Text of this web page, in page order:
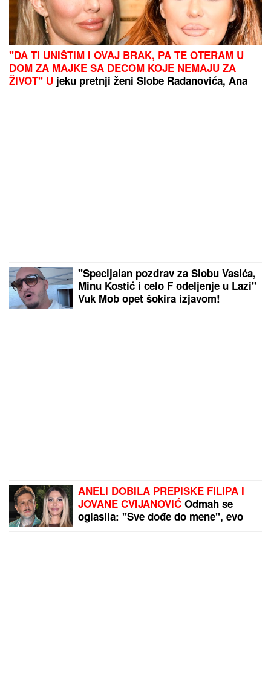
"DA TI UNIŠTIM I OVAJ BRAK, PA TE OTERAM U
DOM ZA MAJKE SA DECOM KOJE NEMAJU ZA
ŽIVOT" U jeku pretnji ženi Slobe Radanovića, Ana
"Specijalan pozdrav za Slobu Vasića,
Minu Kostić i celo F odeljenje u Lazi"
Vuk Mob opet šokira izjavom!
ANELI DOBILA PREPISKE FILIPA I
JOVANE CVIJANOVIĆ Odmah se
oglasila: "Sve dođe do mene", evo